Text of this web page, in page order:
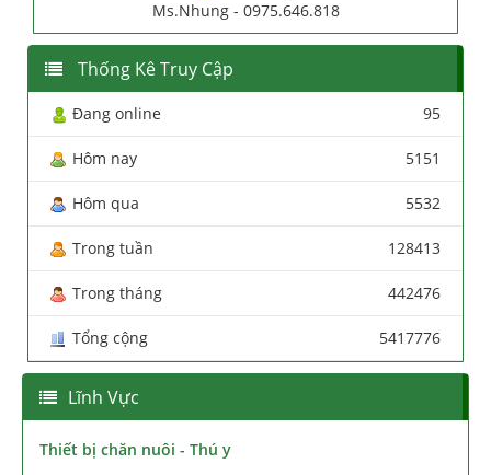
Ms.Nhung - 0975.646.818
Thống Kê Truy Cập
Đang online 95
Hôm nay 5151
Hôm qua 5532
Trong tuần 128413
Trong tháng 442476
Tổng cộng 5417776
Lĩnh Vực
Thiết bị chăn nuôi - Thú y